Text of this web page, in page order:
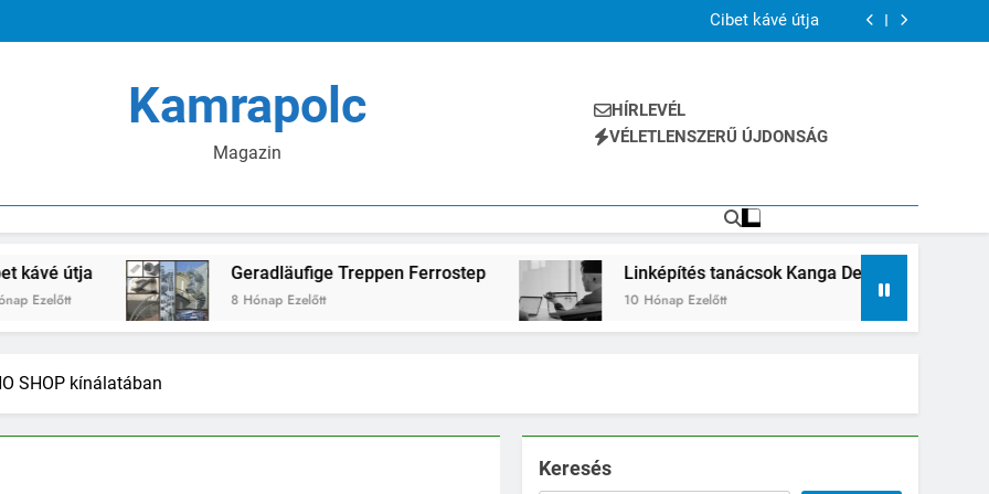
Cibet kávé útja
Geradläufige Treppen Ferrostep
Geradläufige Treppen Ferrostep
Linképítés tanácsok Kanga Design SEO ügynökség kínálatában
Kamrapolc
Magazin
HÍRLEVÉL
VÉLETLENSZERŰ ÚJDONSÁG
Geradläufige Treppen Ferrostep
8 Hónap Ezelőtt
Linképítés tanácsok Kanga Design SEO ügynökség
10 Hónap Ezelőtt
SHOP kínálatában
Keresés